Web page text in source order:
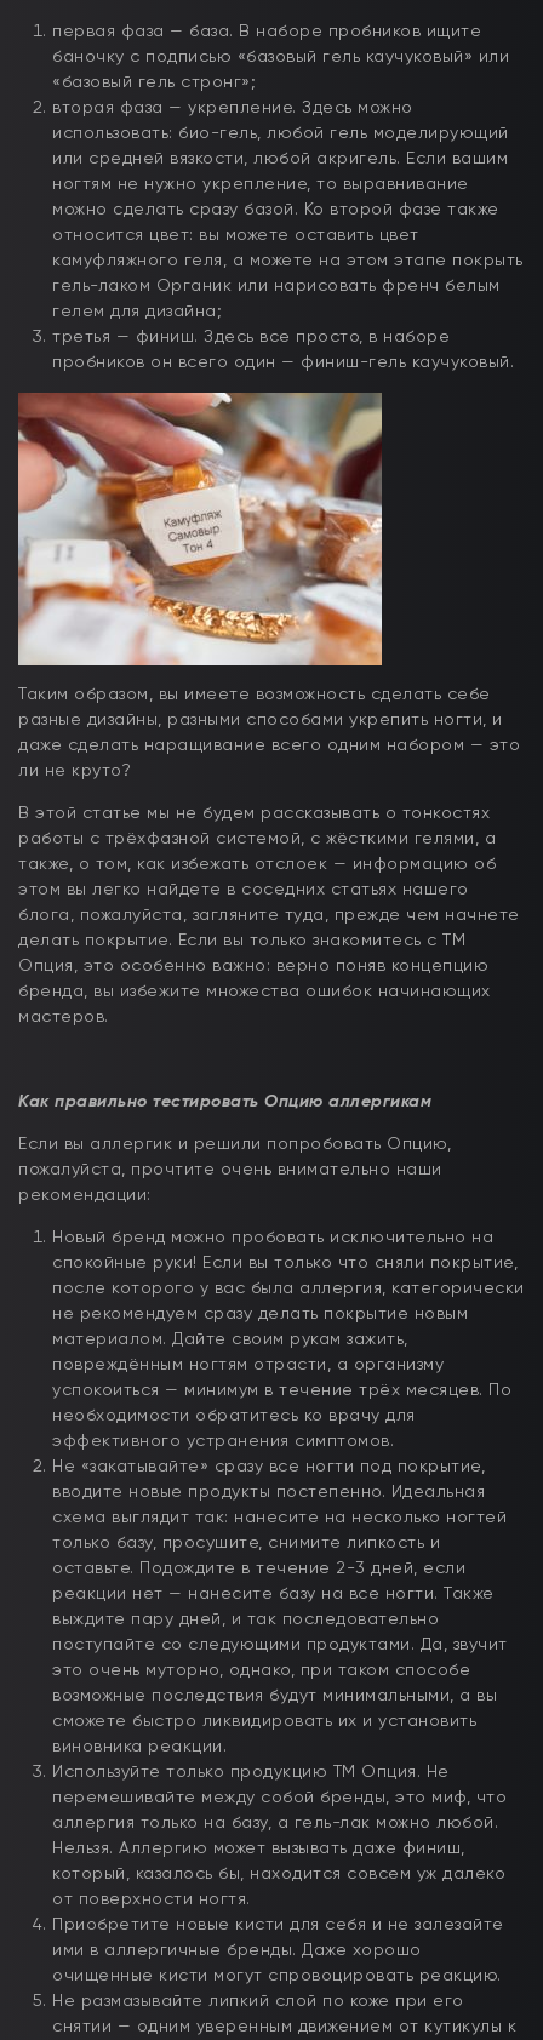
первая фаза — база. В наборе пробников ищите
баночку с подписью «базовый гель каучуковый» или
«базовый гель стронг»;
вторая фаза — укрепление. Здесь можно
использовать: био-гель, любой гель моделирующий
или средней вязкости, любой акригель. Если вашим
ногтям не нужно укрепление, то выравнивание
можно сделать сразу базой. Ко второй фазе также
относится цвет: вы можете оставить цвет
камуфляжного геля, а можете на этом этапе покрыть
гель-лаком Органик или нарисовать френч белым
гелем для дизайна;
третья — финиш. Здесь все просто, в наборе
пробников он всего один — финиш-гель каучуковый.
Таким образом, вы имеете возможность сделать себе
разные дизайны, разными способами укрепить ногти, и
даже сделать наращивание всего одним набором — это
ли не круто?
В этой статье мы не будем рассказывать о тонкостях
работы с трёхфазной системой, с жёсткими гелями, а
также, о том, как избежать отслоек — информацию об
этом вы легко найдете в соседних статьях нашего
блога, пожалуйста, загляните туда, прежде чем начнете
делать покрытие. Если вы только знакомитесь с ТМ
Опция, это особенно важно: верно поняв концепцию
бренда, вы избежите множества ошибок начинающих
мастеров.
Как правильно тестировать Опцию аллергикам
Если вы аллергик и решили попробовать Опцию,
пожалуйста, прочтите очень внимательно наши
рекомендации:
Новый бренд можно пробовать исключительно на
спокойные руки! Если вы только что сняли покрытие,
после которого у вас была аллергия, категорически
не рекомендуем сразу делать покрытие новым
материалом. Дайте своим рукам зажить,
повреждённым ногтям отрасти, а организму
успокоиться — минимум в течение трёх месяцев. По
необходимости обратитесь ко врачу для
эффективного устранения симптомов.
Не «закатывайте» сразу все ногти под покрытие,
вводите новые продукты постепенно. Идеальная
схема выглядит так: нанесите на несколько ногтей
только базу, просушите, снимите липкость и
оставьте. Подождите в течение 2-3 дней, если
реакции нет — нанесите базу на все ногти. Также
выждите пару дней, и так последовательно
поступайте со следующими продуктами. Да, звучит
это очень муторно, однако, при таком способе
возможные последствия будут минимальными, а вы
сможете быстро ликвидировать их и установить
виновника реакции.
Используйте только продукцию ТМ Опция. Не
перемешивайте между собой бренды, это миф, что
аллергия только на базу, а гель-лак можно любой.
Нельзя. Аллергию может вызывать даже финиш,
который, казалось бы, находится совсем уж далеко
от поверхности ногтя.
Приобретите новые кисти для себя и не залезайте
ими в аллергичные бренды. Даже хорошо
очищенные кисти могут спровоцировать реакцию.
Не размазывайте липкий слой по коже при его
снятии — одним уверенным движением от кутикулы к